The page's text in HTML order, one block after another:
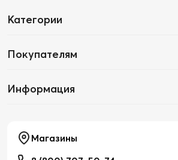
Категории
Покупателям
Информация
Магазины